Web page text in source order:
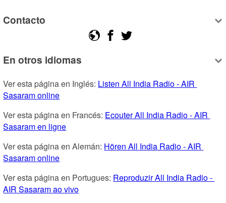
Contacto
En otros idiomas
Ver esta página en Inglés: Listen All India Radio - AIR
Sasaram online
Ver esta página en Francés: Ecouter All India Radio - AIR
Sasaram en ligne
Ver esta página en Alemán: Hören All India Radio - AIR
Sasaram online
Ver esta página en Portugues: Reproduzir All India Radio -
AIR Sasaram ao vivo